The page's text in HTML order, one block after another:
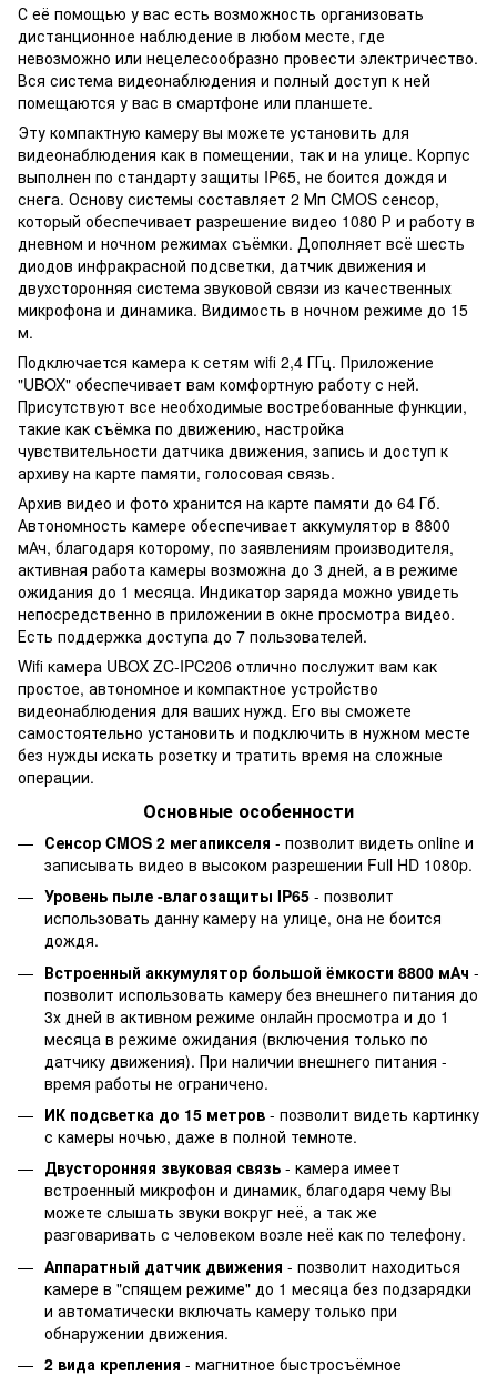
С её помощью у вас есть возможность организовать
дистанционное наблюдение в любом месте, где
невозможно или нецелесообразно провести электричество.
Вся система видеонаблюдения и полный доступ к ней
помещаются у вас в смартфоне или планшете.
Эту компактную камеру вы можете установить для
видеонаблюдения как в помещении, так и на улице. Корпус
выполнен по стандарту защиты IP65, не боится дождя и
снега. Основу системы составляет 2 Мп CMOS сенсор,
который обеспечивает разрешение видео 1080 Р и работу в
дневном и ночном режимах съёмки. Дополняет всё шесть
диодов инфракрасной подсветки, датчик движения и
двухсторонняя система звуковой связи из качественных
микрофона и динамика. Видимость в ночном режиме до 15
м.
Подключается камера к сетям wifi 2,4 ГГц. Приложение
"UBOX" обеспечивает вам комфортную работу с ней.
Присутствуют все необходимые востребованные функции,
такие как съёмка по движению, настройка
чувствительности датчика движения, запись и доступ к
архиву на карте памяти, голосовая связь.
Архив видео и фото хранится на карте памяти до 64 Гб.
Автономность камере обеспечивает аккумулятор в 8800
мАч, благодаря которому, по заявлениям производителя,
активная работа камеры возможна до 3 дней, а в режиме
ожидания до 1 месяца. Индикатор заряда можно увидеть
непосредственно в приложении в окне просмотра видео.
Есть поддержка доступа до 7 пользователей.
Wifi камера UBOX ZC-IPC206 отлично послужит вам как
простое, автономное и компактное устройство
видеонаблюдения для ваших нужд. Его вы сможете
самостоятельно установить и подключить в нужном месте
без нужды искать розетку и тратить время на сложные
операции.
Основные особенности
Сенсор CMOS 2 мегапикселя - позволит видеть online и
записывать видео в высоком разрешении Full HD 1080p.
Уровень пыле -влагозащиты IP65 - позволит
использовать данну камеру на улице, она не боится
дождя.
Встроенный аккумулятор большой ёмкости 8800 мАч -
позволит использовать камеру без внешнего питания до
3х дней в активном режиме онлайн просмотра и до 1
месяца в режиме ожидания (включения только по
датчику движения). При наличии внешнего питания -
время работы не ограничено.
ИК подсветка до 15 метров - позволит видеть картинку
с камеры ночью, даже в полной темноте.
Двусторонняя звуковая связь - камера имеет
встроенный микрофон и динамик, благодаря чему Вы
можете слышать звуки вокруг неё, а так же
разговаривать с человеком возле неё как по телефону.
Аппаратный датчик движения - позволит находиться
камере в "спящем режиме" до 1 месяца без подзарядки
и автоматически включать камеру только при
обнаружении движения.
2 вида крепления - магнитное быстросъёмное